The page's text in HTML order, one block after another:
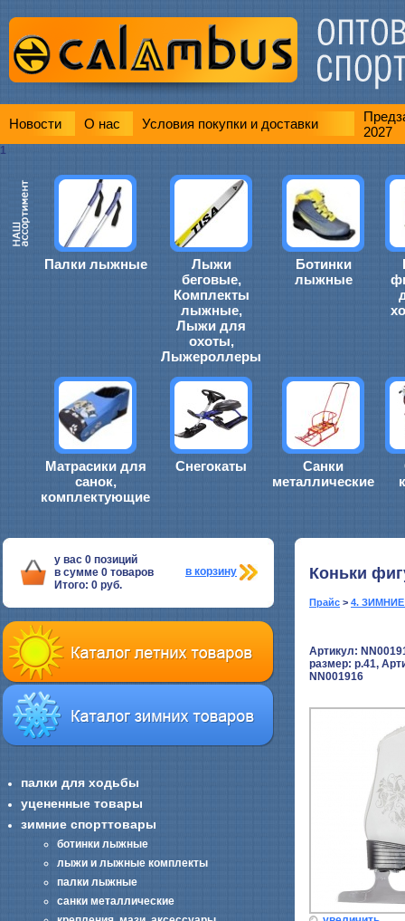
Новости О нас Условия покупки и доставки
2027
1
Палки лыжные
Лыжи
беговые,
Комплекты
лыжные,
Лыжи для
охоты,
Лыжероллеры
Ботинки
лыжные
Матрасики для
санок,
комплектующие
Снегокаты
Санки
металлические
у вас 0 позиций
в сумме 0 товаров
Итого: 0 руб.
в корзину
палки для ходьбы
уцененные товары
зимние спорттовары
ботинки лыжные
лыжи и лыжные комплекты
палки лыжные
санки металлические
Коньки
Прайс > 4.
Артикул:
размер: р.41,
NN001916